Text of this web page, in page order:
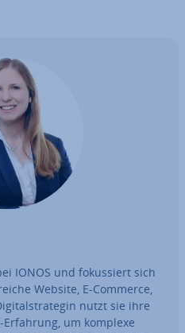
IONOS und fo­kus­siert sich
Website, E-Commerce,
nutzt sie ihre
Erfahrung, um komplexe